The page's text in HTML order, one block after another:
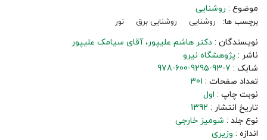
موضوع : روشنایی
برچسب ها: روشنایی روشنایی برق نور
نویسندگان : دکتر هاشم علیپور آقای سیامک علیپور
ناشر : پژوهشگاه نیرو
شابک : 978-600-9295-93-7
تعداد صفحات : 301
نوبت چاپ : اول
تاریخ انتشار : 1392
نوع جلد : شومیز خارجی
اندازه : وزیری